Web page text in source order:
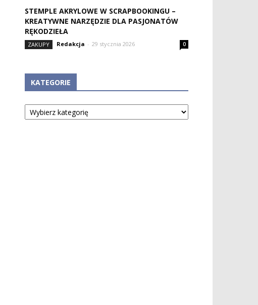
STEMPLE AKRYLOWE W SCRAPBOOKINGU –
KREATYWNE NARZĘDZIE DLA PASJONATÓW
RĘKODZIEŁA
ZAKUPY Redakcja - 29 stycznia 2026 0
KATEGORIE
Kategorie